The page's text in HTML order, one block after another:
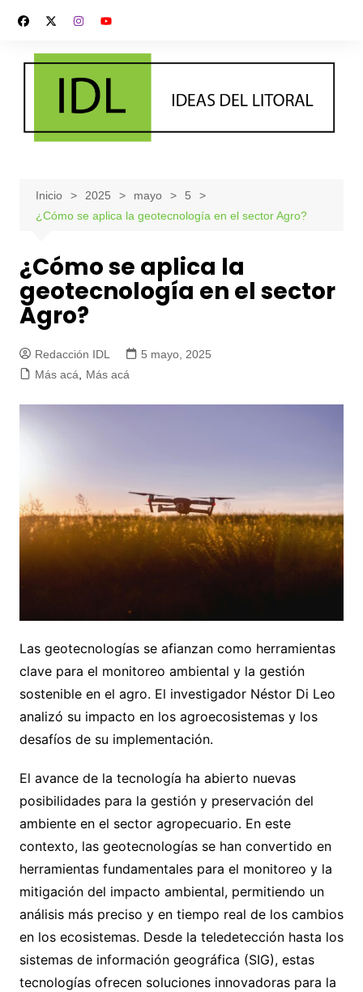
contenido
Inicio 2025 mayo
5
¿Cómo se aplica la geotecnología en el sector Agro?
¿Cómo se aplica la
geotecnología en el sector
Agro?
Redacción IDL
5 mayo, 2025
Más acá, Más acá
Las geotecnologías se afianzan como herramientas
clave para el monitoreo ambiental y la gestión
sostenible en el agro. El investigador Néstor Di Leo
analizó su impacto en los agroecosistemas y los
desafíos de su implementación.
El avance de la tecnología ha abierto nuevas
posibilidades para la gestión y preservación del
ambiente en el sector agropecuario. En este
contexto, las geotecnologías se han convertido en
herramientas fundamentales para el monitoreo y la
mitigación del impacto ambiental, permitiendo un
análisis más preciso y en tiempo real de los cambios
en los ecosistemas. Desde la teledetección hasta los
sistemas de información geográfica (SIG), estas
tecnologías ofrecen soluciones innovadoras para la